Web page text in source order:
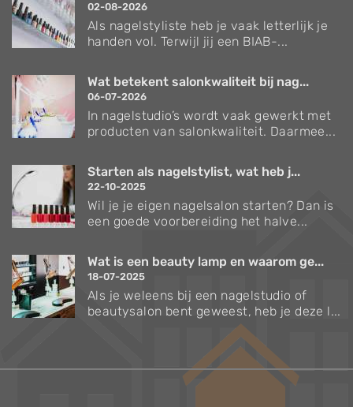
02-08-2026
Als nagelstyliste heb je vaak letterlijk je
handen vol. Terwijl jij een BIAB-...
Wat betekent salonkwaliteit bij nag...
06-07-2026
In nagelstudio’s wordt vaak gewerkt met
producten van salonkwaliteit. Daarmee...
Starten als nagelstylist, wat heb j...
22-10-2025
Wil je je eigen nagelsalon starten? Dan is
een goede voorbereiding het halve...
Wat is een beauty lamp en waarom ge...
18-07-2025
Als je weleens bij een nagelstudio of
beautysalon bent geweest, heb je deze l...